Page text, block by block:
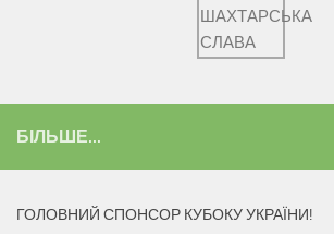
БІЛЬШЕ...
ГОЛОВНИЙ СПОНСОР КУБОКУ УКРАЇНИ!